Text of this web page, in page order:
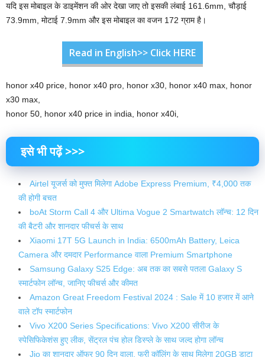
यदि इस मोबाइल के डाइमेंशन की ओर देखा जाए तो इसकी लंबाई 161.6mm, चौड़ाई
73.9mm, मोटाई 7.9mm और इस मोबाइल का वजन 172 ग्राम है।
Read in English>> Click HERE
honor x40 price, honor x40 pro, honor x30, honor x40 max, honor
x30 max,
honor 50, honor x40 price in india, honor x40i,
इसे भी पढ़ें >>>
Airtel यूजर्स को मुफ्त मिलेगा Adobe Express Premium, ₹4,000 तक
की होगी बचत
boAt Storm Call 4 और Ultima Vogue 2 Smartwatch लॉन्च: 12 दिन
की बैटरी और शानदार फीचर्स के साथ
Xiaomi 17T 5G Launch in India: 6500mAh Battery, Leica
Camera और दमदार Performance वाला Premium Smartphone
Samsung Galaxy S25 Edge: अब तक का सबसे पतला Galaxy S
स्मार्टफोन लॉन्च, जानिए फीचर्स और कीमत
Amazon Great Freedom Festival 2024 : Sale में 10 हजार में आने
वाले टॉप स्मार्टफोन
Vivo X200 Series Specifications: Vivo X200 सीरीज के
स्पेसिफिकेशंस हुए लीक, सेंट्रल पंच होल डिस्प्ले के साथ जल्द होगा लॉन्च
Jio का शानदार ऑफर 90 दिन वाला, फ्री कॉलिंग के साथ मिलेगा 20GB डाटा